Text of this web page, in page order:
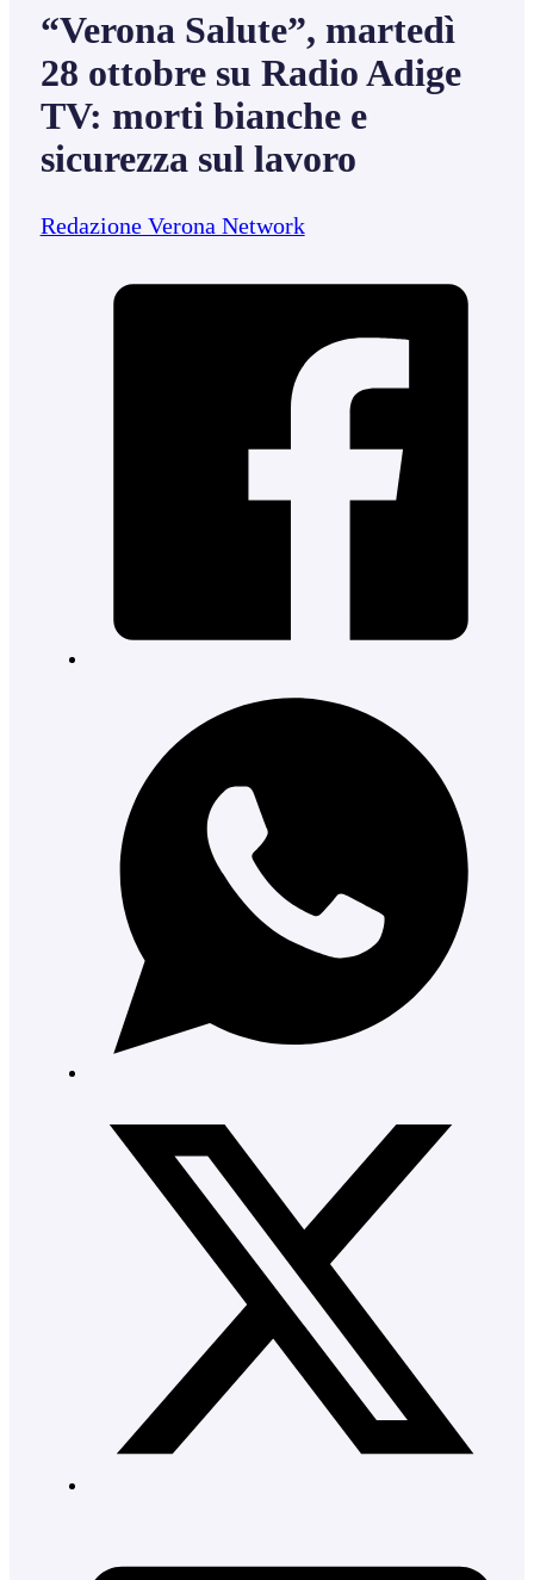
“Verona Salute”, martedì
28 ottobre su Radio Adige
TV: morti bianche e
sicurezza sul lavoro
Redazione Verona Network